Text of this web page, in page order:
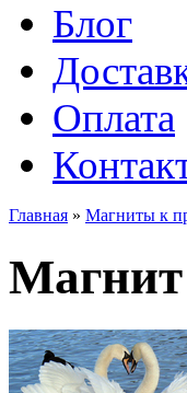
Блог
Оплата
Главная » Магниты к
Магнит